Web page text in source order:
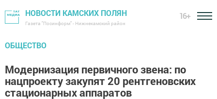
НОВОСТИ КАМСКИХ ПОЛЯН
Газета "Посинформ" - Нижнекамский район
16+
ОБЩЕСТВО
Модернизация первичного звена: по
нацпроекту закупят 20 рентгеновских
стационарных аппаратов